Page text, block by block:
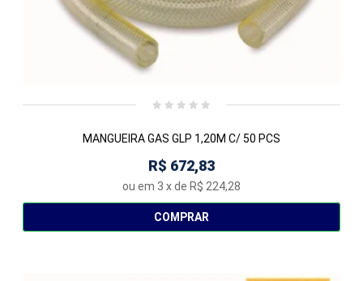
MANGUEIRA GAS GLP 1,20M C/ 50 PCS
R$ 672,83
ou em 3 x de R$ 224,28
COMPRAR